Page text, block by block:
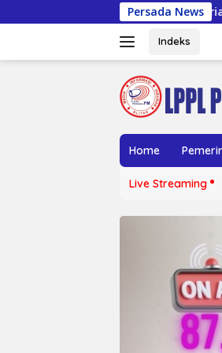
ke
Persada News
Blitaria Expo 2026 Resmi Dibuka,
Indeks
Home
Live Streaming